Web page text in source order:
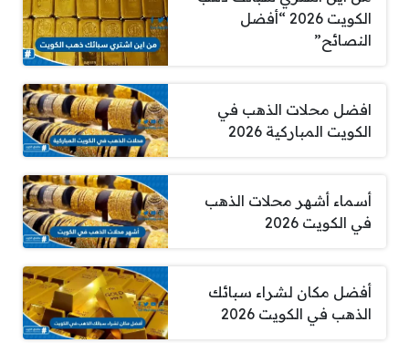
الكويت 2026 “أفضل
النصائح”
افضل محلات الذهب في
الكويت المباركية 2026
أسماء أشهر محلات الذهب
في الكويت 2026
أفضل مكان لشراء سبائك
الذهب في الكويت 2026